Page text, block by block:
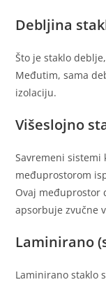
Debljina
Što je staklo
Međutim, sama
izolaciju.
Višeslojno
Savremeni sistemi
međuprostorom
Ovaj međuprostor
apsorbuje zvučne
Laminirano
Laminirano staklo